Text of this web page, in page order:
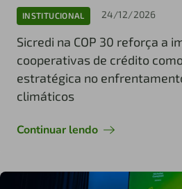
INSTITUCIONAL 24/12/2026
Sicredi na COP 30 reforça a
cooperativas de crédito
estratégica no
climáticos
Continuar lendo